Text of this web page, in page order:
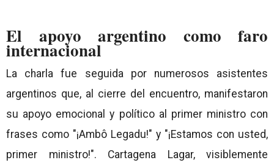
El apoyo argentino como faro
internacional
La charla fue seguida por numerosos asistentes
argentinos que, al cierre del encuentro, manifestaron
su apoyo emocional y político al primer ministro con
frases como "¡Ambô Legadu!" y "¡Estamos con usted,
primer ministro!". Cartagena Lagar, visiblemente